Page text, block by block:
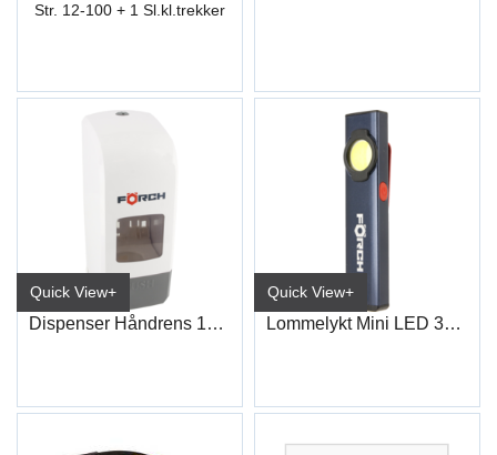
Str. 12-100 + 1 Sl.kl.trekker
Quick View+
Dispenser Håndrens 1+2L KST
Quick View+
Lommelykt Mini LED 300lm